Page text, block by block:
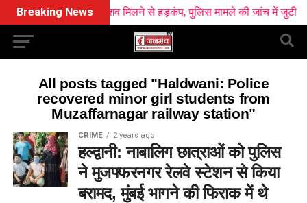
Breaking News
रेलवे स्टेशन के पास दो शव मिलने से हड़कंप, पुलिस मामले की जांच में जुटी
All posts tagged "Haldwani: Police
recovered minor girl students from
Muzaffarnagar railway station"
CRIME 2 years ago
हल्द्वानी: नाबालिग छात्राओं को पुलिस
ने मुजफ्फरनगर रेलवे स्टेशन से किया
बरामद, मुंबई भागने की फिराक में थे